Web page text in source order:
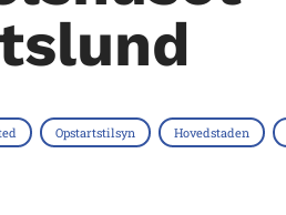
Opstartstilsyn Hovedstaden